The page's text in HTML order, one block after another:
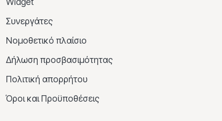
Συνεργάτες
Νομοθετικό πλαίσιο
Δήλωση προσβασιμότητας
Πολιτική απορρήτου
Όροι και Προϋποθέσεις